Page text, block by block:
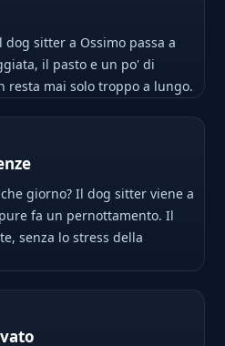
dog sitter a Ossimo passa a
il pasto e un po' di
resta mai solo troppo a lungo.
giorno? Il dog sitter viene a
fa un pernottamento. Il
senza lo stress della